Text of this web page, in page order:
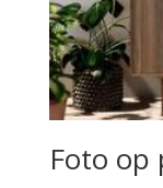
Foto op